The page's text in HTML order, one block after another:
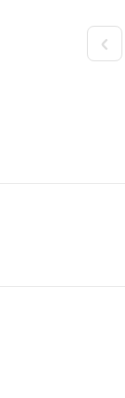
<